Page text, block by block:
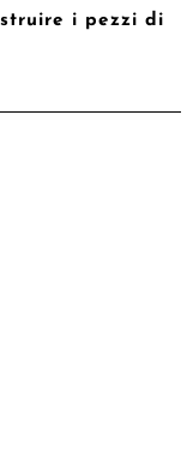
i pezzi di